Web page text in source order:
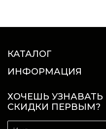
КАТАЛОГ
ИНФОРМАЦИЯ
ХОЧЕШЬ
СКИДКИ ПЕРВЫМ?